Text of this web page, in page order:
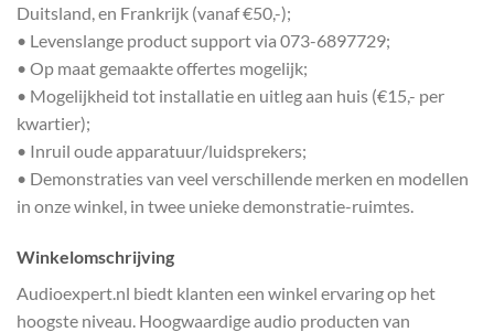
Duitsland, en Frankrijk (vanaf €50,-);
• Levenslange product support via 073-6897729;
• Op maat gemaakte offertes mogelijk;
• Mogelijkheid tot installatie en uitleg aan huis (€15,- per
kwartier);
• Inruil oude apparatuur/luidsprekers;
• Demonstraties van veel verschillende merken en modellen
in onze winkel, in twee unieke demonstratie-ruimtes.
Winkelomschrijving
Audioexpert.nl biedt klanten een winkel ervaring op het
hoogste niveau. Hoogwaardige audio producten van